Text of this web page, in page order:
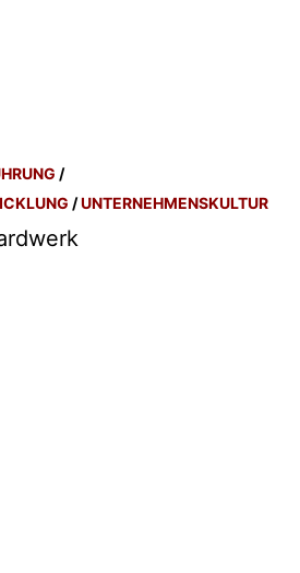
/
/UNTERNEHMENSKULTUR